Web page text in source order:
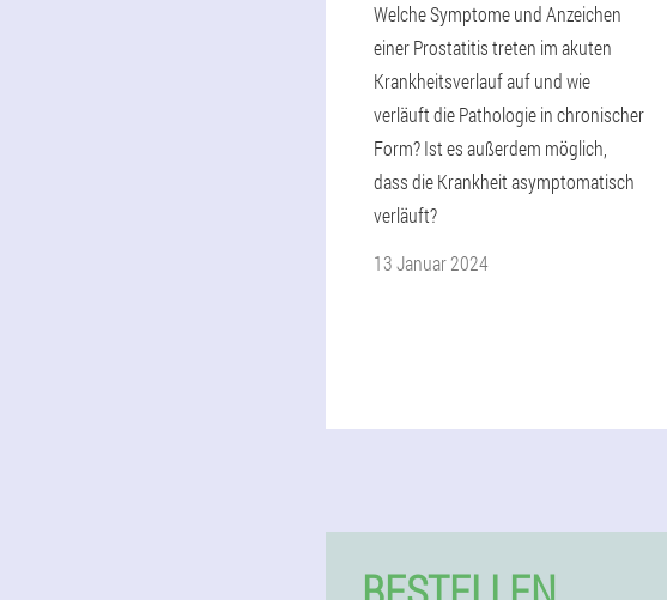
Welche Symptome und Anzeichen
einer Prostatitis treten im akuten
Krankheitsverlauf auf und wie
verläuft die Pathologie in chronischer
Form? Ist es außerdem möglich,
dass die Krankheit asymptomatisch
verläuft?
13 Januar 2024